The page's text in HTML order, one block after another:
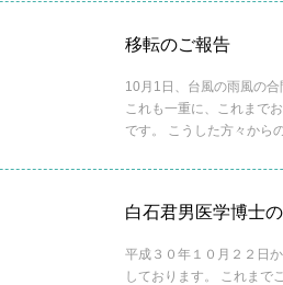
移転のご報告
10月1日、台風の雨風の合
これも一重に、これまで
です。 こうした方々から
白石君男医学博士
平成３０年１０月２２日
しております。 これまで